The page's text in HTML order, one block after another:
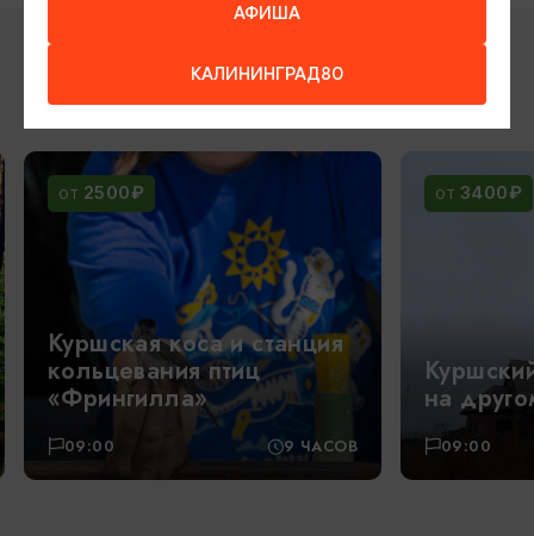
ВОЗМОЖНО ВАС ЗАИНТЕРЕСУЕТ
ОТ 2500₽
Куршская коса и станция
кольцевания птиц
«Фрингилла»
09:00 9 ЧАСОВ
ОТ 3400₽
на
09:00
АФИША
КАЛИНИНГРАД80